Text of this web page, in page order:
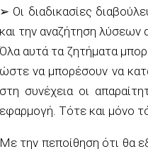
➢ Οι διαδικασίες
και την αναζήτηση λύσεων
Όλα αυτά τα ζητήματα
ώστε να μπορέσουν να
στη συνέχεια οι
εφαρμογή. Τότε και μόνο
Με την πεποίθηση ότι θα